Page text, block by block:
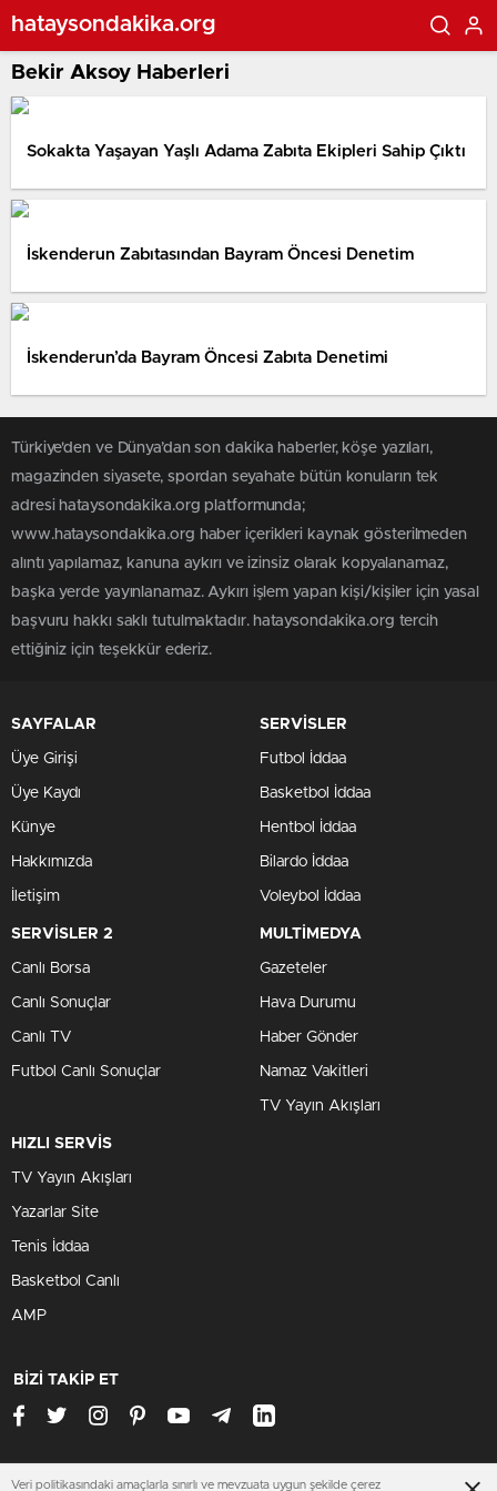
hataysondakika.org
Bekir Aksoy Haberleri
Sokakta Yaşayan Yaşlı Adama Zabıta Ekipleri Sahip Çıktı
İskenderun Zabıtasından Bayram Öncesi Denetim
İskenderun’da Bayram Öncesi Zabıta Denetimi
Türkiye'den ve Dünya’dan son dakika haberler, köşe yazıları,
magazinden siyasete, spordan seyahate bütün konuların tek
adresi hataysondakika.org platformunda;
www.hataysondakika.org haber içerikleri kaynak gösterilmeden
alıntı yapılamaz, kanuna aykırı ve izinsiz olarak kopyalanamaz,
başka yerde yayınlanamaz. Aykırı işlem yapan kişi/kişiler için yasal
başvuru hakkı saklı tutulmaktadır. hataysondakika.org tercih
ettiğiniz için teşekkür ederiz.
SAYFALAR
Üye Girişi
Üye Kaydı
Künye
Hakkımızda
İletişim
SERVİSLER
Futbol İddaa
Basketbol İddaa
Hentbol İddaa
Bilardo İddaa
Voleybol İddaa
SERVİSLER 2
Canlı Borsa
Canlı Sonuçlar
Canlı TV
Futbol Canlı Sonuçlar
MULTİMEDYA
Gazeteler
Hava Durumu
Haber Gönder
Namaz Vakitleri
TV Yayın Akışları
HIZLI SERVİS
TV Yayın Akışları
Yazarlar Site
Tenis İddaa
Basketbol Canlı
AMP
BİZİ TAKİP ET
Veri politikasındaki amaçlarla sınırlı ve mevzuata uygun şekilde çerez